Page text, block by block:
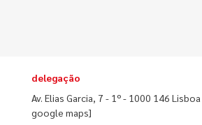
delegação
Av. Elias Garcia, 7 - 1º - 1000 146 Lisboa
google maps]